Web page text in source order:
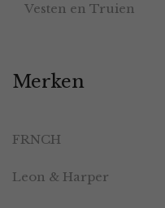
Vesten en Truien
Merken
FRNCH
Leon & Harper